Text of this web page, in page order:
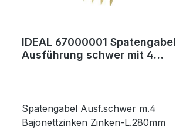
IDEAL 67000001 Spatengabel
Ausführung schwer mit 4
Spatengabel Ausf.schwer m.4
Bajonettzinken Zinken-L.280mm